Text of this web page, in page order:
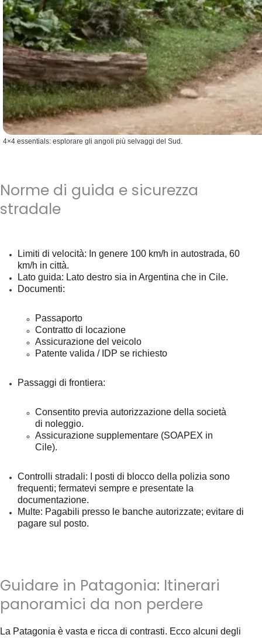
4×4 essentials: esplorare gli angoli più selvaggi del Sud.
Norme di guida e sicurezza
stradale
Limiti di velocità: In genere 100 km/h in autostrada, 60
km/h in città.
Lato guida: Lato destro sia in Argentina che in Cile.
Documenti:
Passaporto
Contratto di locazione
Assicurazione del veicolo
Patente valida / IDP se richiesto
Passaggi di frontiera:
Consentito previa autorizzazione della società
di noleggio.
Assicurazione supplementare (SOAPEX in
Cile).
Controlli stradali: I posti di blocco della polizia sono
frequenti; fermatevi sempre e presentate la
documentazione.
Multe: Pagabili presso le banche autorizzate; evitare di
pagare sul posto.
Guidare in Patagonia: Itinerari
panoramici da non perdere
La Patagonia è vasta e ricca di contrasti. Ecco alcuni degli